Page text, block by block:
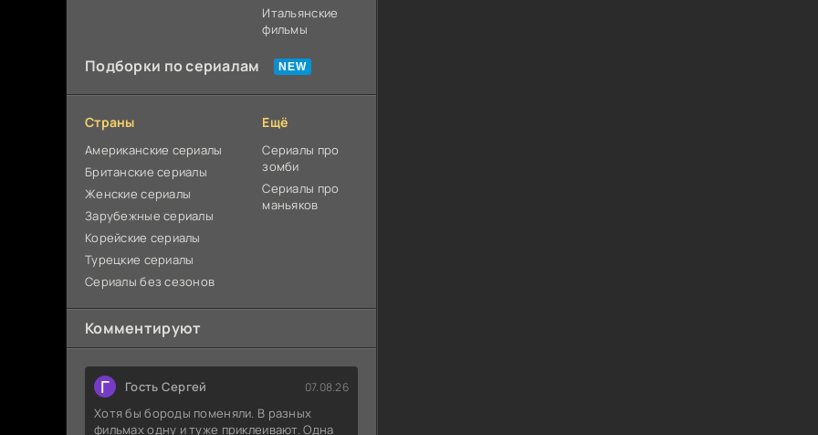
Итальянские
фильмы
Подборки по сериалам
Страны
Американские сериалы
Британские сериалы
Женские сериалы
Зарубежные сериалы
Корейские сериалы
Турецкие сериалы
Сериалы без сезонов
Ещё
Сериалы про
зомби
Сериалы про
маньяков
Комментируют
Г Гость Сергей 07.08.26
Хотя бы бороды поменяли. В разных
фильмах одну и туже приклеивают. Одна